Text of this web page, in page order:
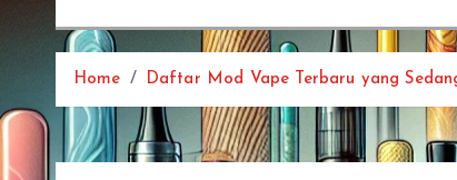
Home Daftar Mod Vape Terbaru yang